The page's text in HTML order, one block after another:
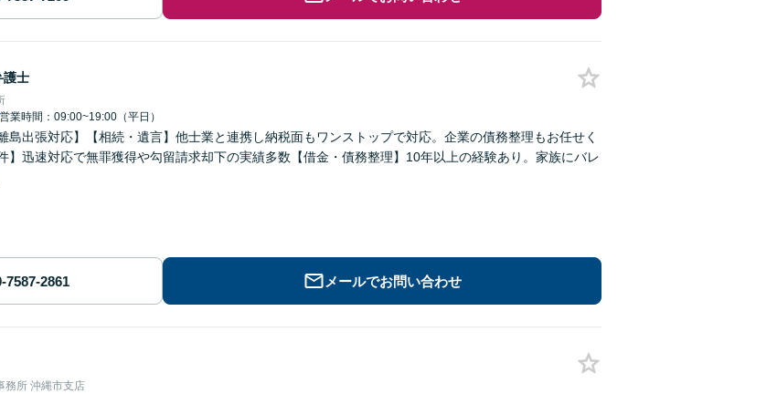
護士
営業時間：09:00~19:00（平日）
島出張対応】【相続・遺言】他士業と連携し納税面もワンストップで対応。企業の債務整理もお任せく
】迅速対応で無罪獲得や勾留請求却下の実績多数【借金・債務整理】10年以上の経験あり。家族にバレ
メールでお問い合わせ
務所 沖縄市支店